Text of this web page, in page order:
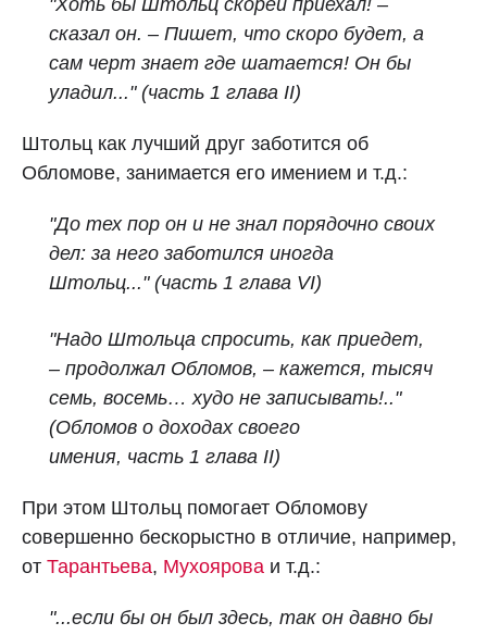
"Хоть бы Штольц скорей приехал! –
сказал он. – Пишет, что скоро будет, а
сам черт знает где шатается! Он бы
уладил..." (часть 1 глава II)
Штольц как лучший друг заботится об
Обломове, занимается его имением и т.д.:
"До тех пор он и не знал порядочно своих
дел: за него заботился иногда
Штольц..." (часть 1 глава VI)
"Надо Штольца спросить, как приедет,
– продолжал Обломов, – кажется, тысяч
семь, восемь… худо не записывать!.."
(Обломов о доходах своего
имения, часть 1 глава II)
При этом Штольц помогает Обломову
совершенно бескорыстно в отличие, например,
от Тарантьева, Мухоярова и т.д.:
"...если бы он был здесь, так он давно бы